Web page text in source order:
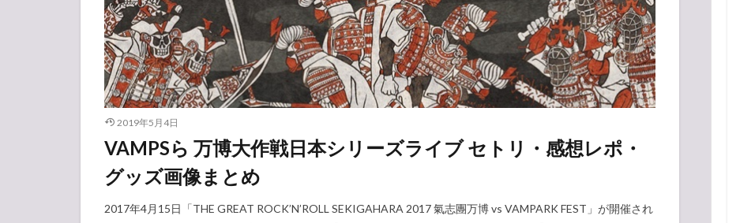
2019年5月4日
VAMPSら 万博大作戦日本シリーズライブ セトリ・感想レポ・
グッズ画像まとめ
2017年4月15日「THE GREAT ROCK’N’ROLL SEKIGAHARA 2017 氣志團万博 vs VAMPARK FEST」が開催され